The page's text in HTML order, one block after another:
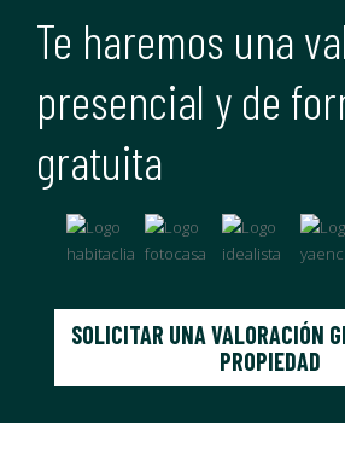
Te haremos una
presencial y de
gratuita
SOLICITAR UNA VALORACIÓN
PROPIEDAD